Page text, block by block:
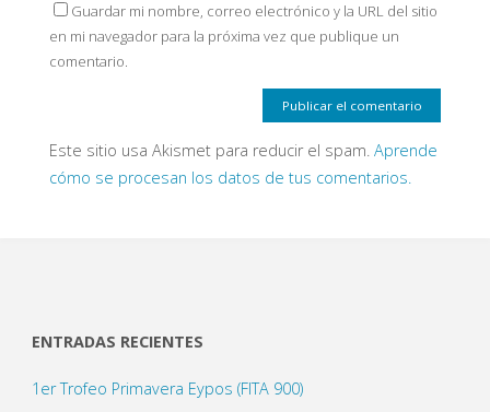
Guardar mi nombre, correo electrónico y la URL del sitio
en mi navegador para la próxima vez que publique un
comentario.
Este sitio usa Akismet para reducir el spam. Aprende
cómo se procesan los datos de tus comentarios.
ENTRADAS RECIENTES
1er Trofeo Primavera Eypos (FITA 900)